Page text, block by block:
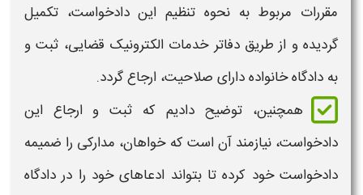
مقررات مربوط به نحوه تنظیم این دادخواست، تکمیل
گردیده و از طریق دفاتر خدمات الکترونیک قضایی، ثبت و
به دادگاه خانواده دارای صلاحیت، ارجاع گردد.
همچنین، توضیح دادیم که ثبت و ارجاع این
دادخواست، نیازمند آن است که خواهان، مدارکی را ضمیمه
دادخواست خود کرده تا بتواند ادعاهای خود را در دادگاه